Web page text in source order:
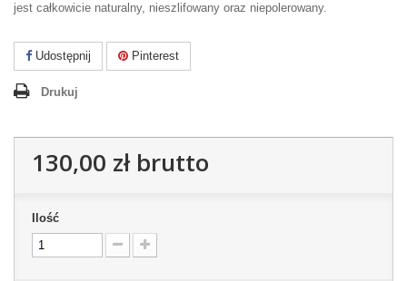
jest całkowicie naturalny, nieszlifowany oraz niepolerowany.
Udostępnij Pinterest
Drukuj
130,00 złbrutto
Ilość